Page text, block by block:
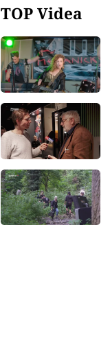
TOP Videa